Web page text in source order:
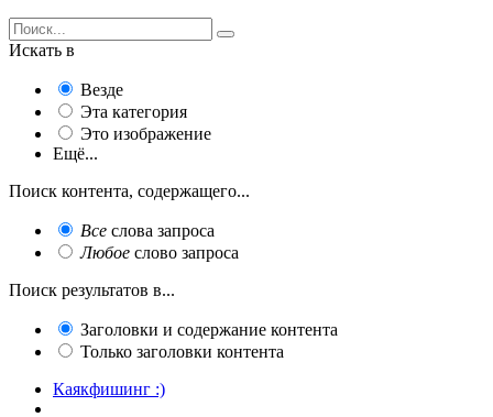
Искать в
Везде
Эта категория
Это изображение
Ещё...
Поиск контента, содержащего...
Все слова запроса
Любое слово запроса
Поиск результатов в...
Заголовки и содержание контента
Только заголовки контента
Каякфишинг :)